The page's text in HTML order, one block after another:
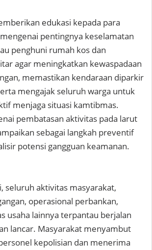
edukasi kepada para
pentingnya keselamatan
penghuni rumah kos dan
agar meningkatkan kewaspadaan
memastikan kendaraan diparkir
mengajak seluruh warga untuk
menjaga situasi kamtibmas.
pembatasan aktivitas pada larut
sebagai langkah preventif
potensi gangguan keamanan.
seluruh aktivitas masyarakat,
operasional perbankan,
usaha lainnya terpantau berjalan
lancar. Masyarakat menyambut
kepolisian dan menerima